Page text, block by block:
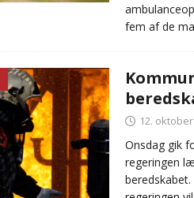
fem af de
12.
Onsdag gik
regeringen